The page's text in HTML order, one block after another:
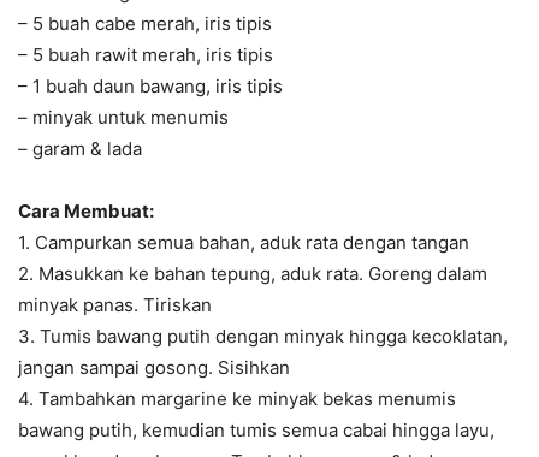
– 5 buah cabe merah, iris tipis
– 5 buah rawit merah, iris tipis
– 1 buah daun bawang, iris tipis
– minyak untuk menumis
– garam & lada
Cara Membuat:
1. Campurkan semua bahan, aduk rata dengan tangan
2. Masukkan ke bahan tepung, aduk rata. Goreng dalam
minyak panas. Tiriskan
3. Tumis bawang putih dengan minyak hingga kecoklatan,
jangan sampai gosong. Sisihkan
4. Tambahkan margarine ke minyak bekas menumis
bawang putih, kemudian tumis semua cabai hingga layu,